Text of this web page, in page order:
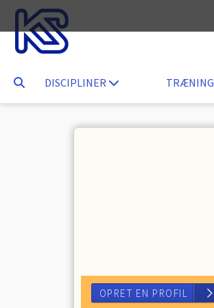
DISCIPLINER TRÆNING